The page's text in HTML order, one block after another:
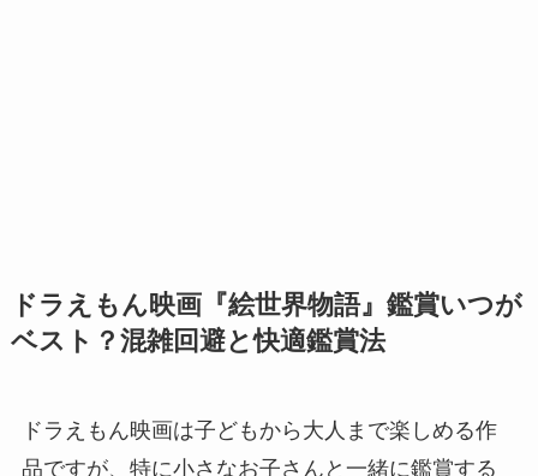
ドラえもん映画『絵世界物語』鑑賞いつが
ベスト？混雑回避と快適鑑賞法
ドラえもん映画は子どもから大人まで楽しめる作
品ですが、特に小さなお子さんと一緒に鑑賞する